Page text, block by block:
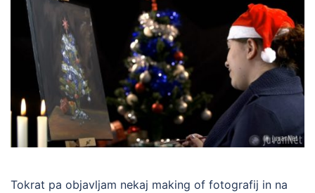
Tokrat pa objavljam nekaj making of fotografij in na